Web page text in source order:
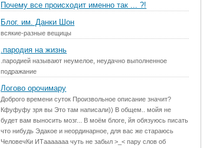
Почему все происходит именно так ... ?!
Блог. им. Данки Шон
всякие-разные вещицы
.пародия на жизнь
.пародией называют неумелое, неудачно выполненное
подражание
Логово орочимару
Доброго времени суток Произвольное описание значит?
Кфуфуфу зря вы Это там написали)) В общем.. мойя не
будет вам выносить мозг... В моём блоге, йя обязуюсь писать
что нибудь Эдакое и неординарное, для вас же стараюсь
ЧеловечКи ИТааааааа чуть не забыл >_< пару слов об